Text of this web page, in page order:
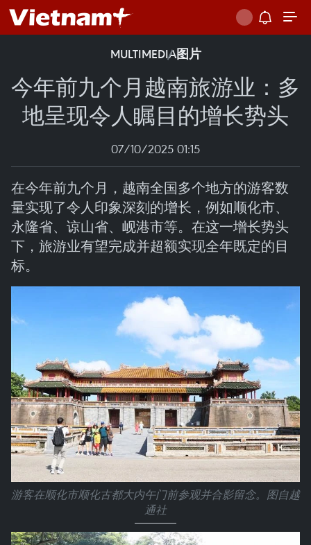
MULTIMEDIA图片
今年前九个月越南旅游业：多
地呈现令人瞩目的增长势头
07/10/2025 01:15
在今年前九个月，越南全国多个地方的游客数
量实现了令人印象深刻的增长，例如顺化市、
永隆省、谅山省、岘港市等。在这一增长势头
下，旅游业有望完成并超额实现全年既定的目
标。
游客在顺化市顺化古都大内午门前参观并合影留念。图自越
通社